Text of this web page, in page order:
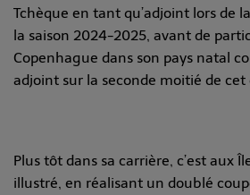
Tchèque en tant qu’adjoint lors de
la saison 2024-2025, avant de
Copenhague dans son pays natal
adjoint sur la seconde moitié de cet
Plus tôt dans sa carrière, c’est aux
illustré, en réalisant un doublé